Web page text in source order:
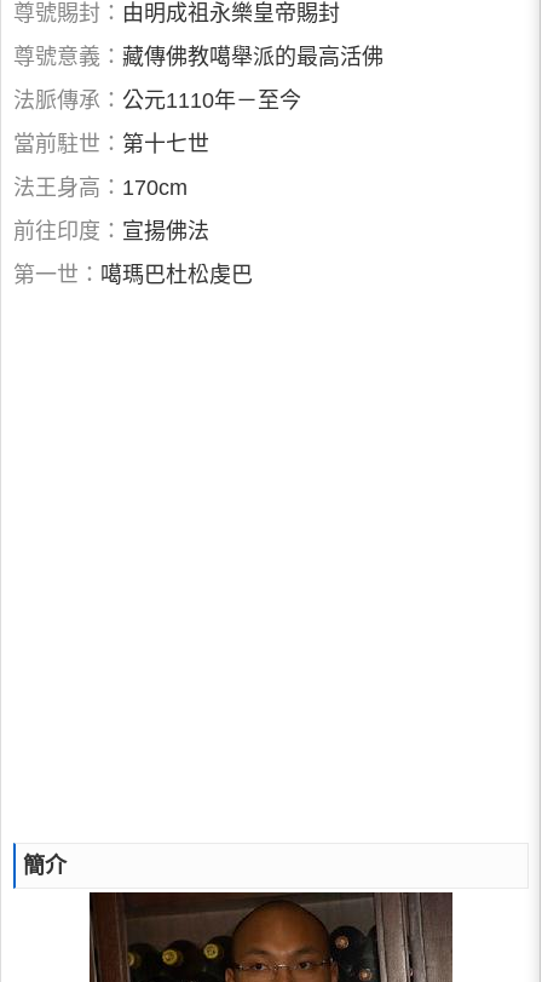
尊號賜封： 由明成祖永樂皇帝賜封
尊號意義： 藏傳佛教噶舉派的最高活佛
法脈傳承： 公元1110年－至今
當前駐世： 第十七世
法王身高： 170cm
前往印度： 宣揚佛法
第一世： 噶瑪巴杜松虔巴
簡介